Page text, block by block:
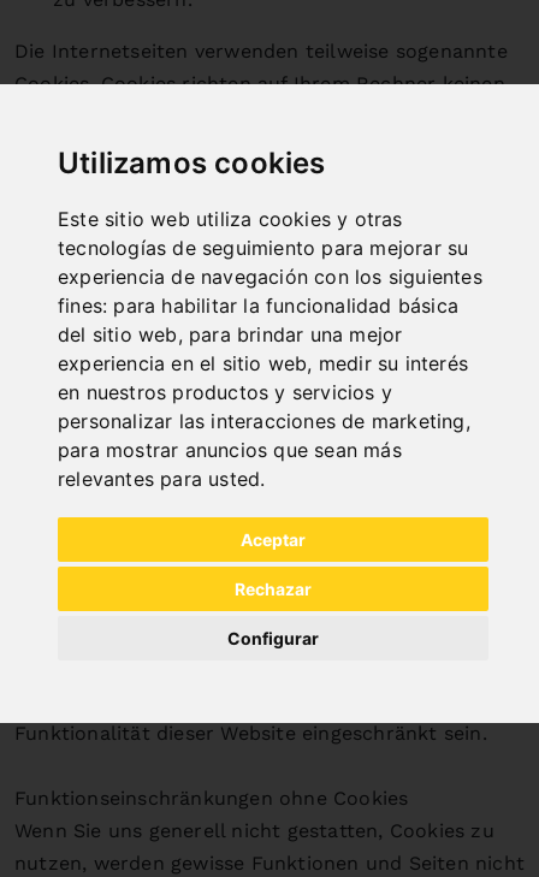
Utilizamos cookies
Este sitio web utiliza cookies y otras
tecnologías de seguimiento para mejorar su
experiencia de navegación con los siguientes
fines: para habilitar la funcionalidad básica
del sitio web, para brindar una mejor
experiencia en el sitio web, medir su interés
en nuestros productos y servicios y
personalizar las interacciones de marketing,
para mostrar anuncios que sean más
relevantes para usted.
Aceptar
Rechazar
Configurar
Die Internetseiten verwenden teilweise sogenannte
Cookies. Cookies richten auf Ihrem Rechner keinen
dienen dazu, unser Angebot nutzerfreundlicher,
effektiver und sicherer zu machen. Cookies sind
kleine Textdateien, die auf Ihrem Rechner abgelegt
werden und die Ihr Browser speichert.
Die meisten der von uns verwendeten Cookies sind
so genannte „Session-Cookies“. Sie werden nach
Ende Ihres Besuchs automatisch gelöscht. Andere
Cookies bleiben auf Ihrem Endgerät gespeichert, bis
Sie diese löschen. Diese Cookies ermöglichen es uns,
Ihren Browser beim nächsten Besuch
wiederzuerkennen.
über das Setzen von Cookies informiert werden und
Cookies nur im Einzelfall erlauben, die Annahme von
Cookies für bestimmte Fälle oder generell
ausschließen sowie das automatische Löschen der
Funktionalität dieser Website eingeschränkt sein.
Funktionseinschränkungen ohne Cookies
Wenn Sie uns generell nicht gestatten, Cookies zu
nutzen, werden gewisse Funktionen und Seiten nicht